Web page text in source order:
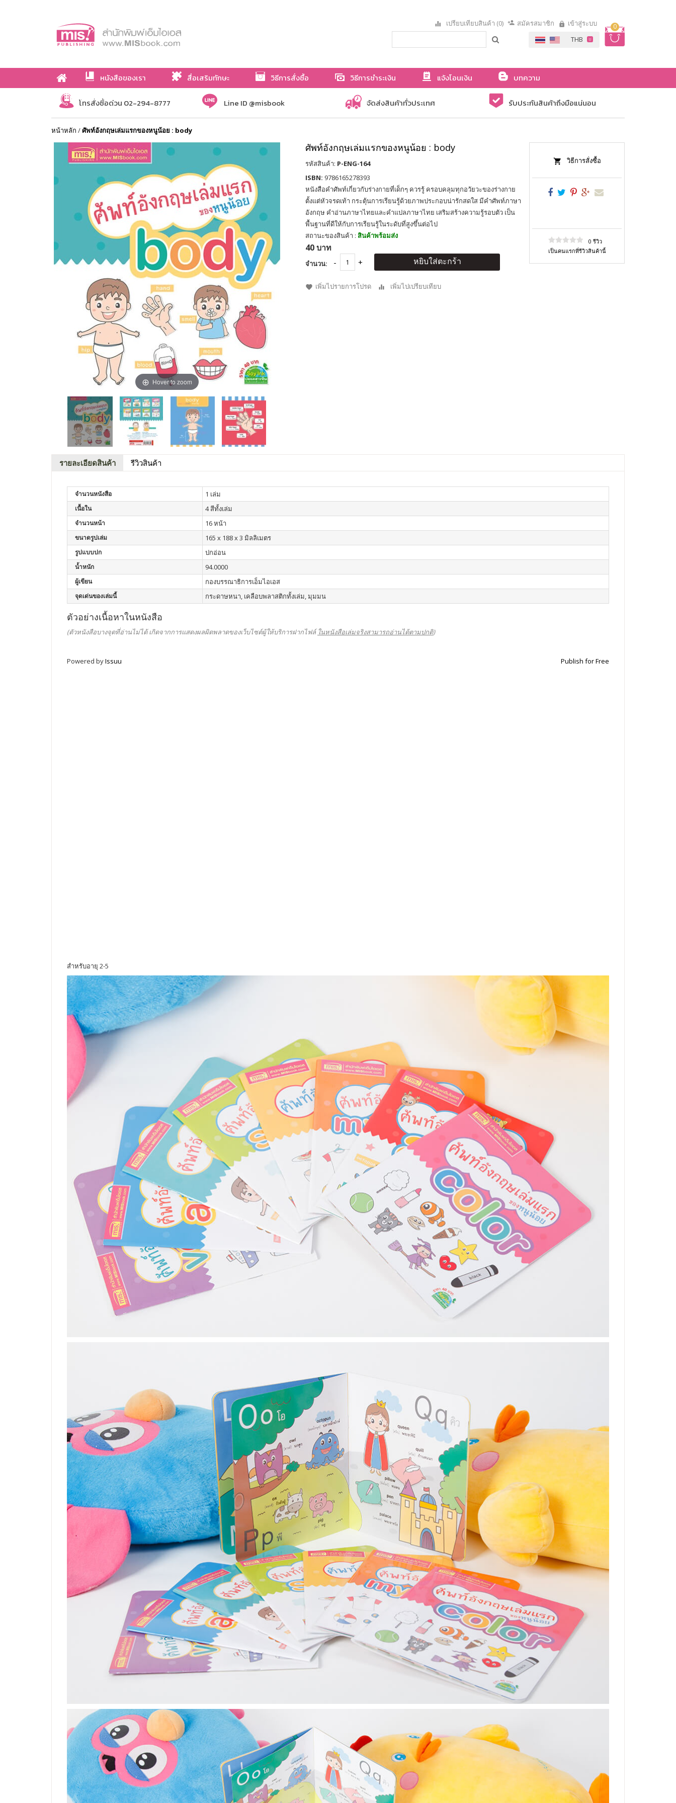
0
เปรียบเทียบสินค้า (0) สมัครสมาชิก เข้าสู่ระบบ
หนังสือของเรา สื่อเสริมทักษะ วิธีการสั่งซื้อ วิธีการชำระเงิน แจ้งโอนเงิน
บทความ
เกี่ยวกับเรา
โทรสั่งซื้อด่วน 02-294-8777 Line ID @misbook จัดส่งสินค้าทั่วประเทศ รับประกันสินค้าถึงมือแน่นอน
หน้าหลัก /ศัพท์อังกฤษเล่มแรกของหนูน้อย : body
Hover to zoom
ศัพท์อังกฤษเล่มแรกของหนูน้อย : body
รหัสสินค้า: P-ENG-164
ISBN: 9786165278393
หนังสือคำศัพท์เกี่ยวกับร่างกายที่เด็กๆ ควรรู้ ครอบคลุมทุกอวัยวะของร่างกาย
ตั้งแต่หัวจรดเท้า กระตุ้นการเรียนรู้ด้วยภาพประกอบน่ารักสดใส มีคำศัพท์ภาษา
อังกฤษ คำอ่านภาษาไทยและคำแปลภาษาไทย เสริมสร้างความรู้รอบตัว เป็น
พื้นฐานที่ดีให้กับการเรียนรู้ในระดับที่สูงขึ้นต่อไป
สถานะของสินค้า : สินค้าพร้อมส่ง
40 บาท
จำนวน: หยิบใส่ตะกร้า
เพิ่มไปรายการโปรด เพิ่มไปเปรียบเทียบ
วิธีการสั่งซื้อ
0 รีวิว
เป็นคนแรกที่รีวิวสินค้านี้
รายละเอียดสินค้า รีวิวสินค้า
จำนวนหนังสือ 1 เล่ม
เนื้อใน 4 สีทั้งเล่ม
จำนวนหน้า 16 หน้า
ขนาดรูปเล่ม 165 x 188 x 3 มิลลิเมตร
รูปแบบปก ปกอ่อน
น้ำหนัก 94.0000
ผู้เขียน กองบรรณาธิการเอ็มไอเอส
จุดเด่นของเล่มนี้ กระดาษหนา, เคลือบพลาสติกทั้งเล่ม, มุมมน
ตัวอย่างเนื้อหาในหนังสือ
(ตัวหนังสือบางจุดที่อ่านไม่ได้ เกิดจากการแสดงผลผิดพลาดของเว็บไซต์ผู้ให้บริการฝากไฟล์ ในหนังสือเล่มจริงสามารถอ่านได้ตามปกติ)
Powered byIssuu Publish for Free
สำหรับอายุ 2-5